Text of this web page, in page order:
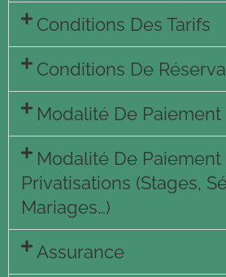
Conditions Des Tarifs
Conditions De
Modalité De Paiement
Modalité De Paiement
Privatisations (stages,
Mariages…)
Assurance